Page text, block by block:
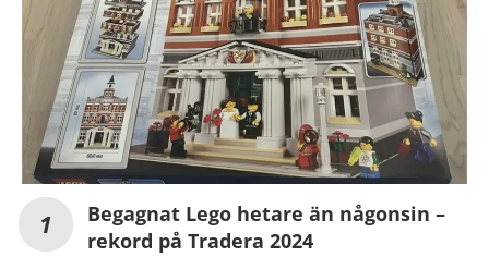
Begagnat Lego hetare än någonsin –
rekord på Tradera 2024